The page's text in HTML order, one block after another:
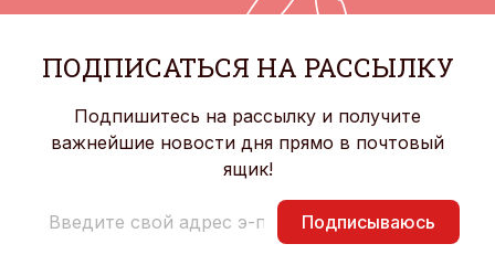
ПОДПИСАТЬСЯ НА РАССЫЛКУ
Подпишитесь на рассылку и получите
важнейшие новости дня прямо в почтовый
ящик!
Подписываюсь